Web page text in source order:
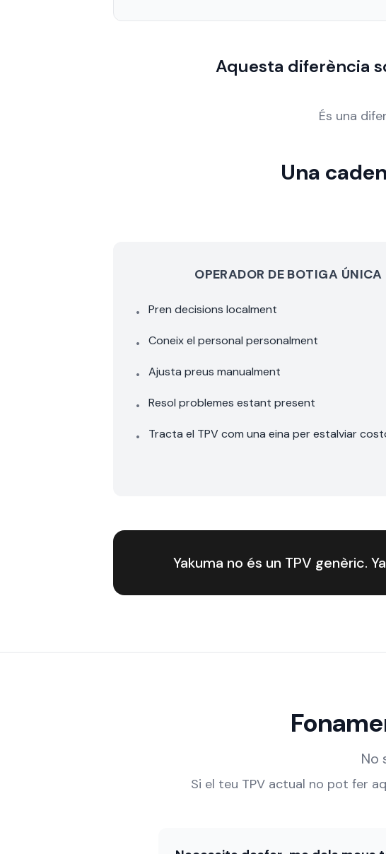
Aquesta diferència
És una
Una
OPERADOR DE BOTIGA ÚNICA
• Pren decisions localment
• Coneix el personal personalment
• Ajusta preus manualment
• Resol problemes estant present
• Tracta el TPV com una eina per estalviar
Yakuma no és un TPV genèric.
No
Si el teu TPV actual no pot fer